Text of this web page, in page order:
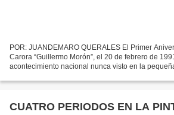
POR: JUANDEMARO QUERALES El Primer
Carora “Guillermo Morón”, el 20 de febrero de
acontecimiento nacional nunca visto en la
CUATRO PERIODOS EN LA